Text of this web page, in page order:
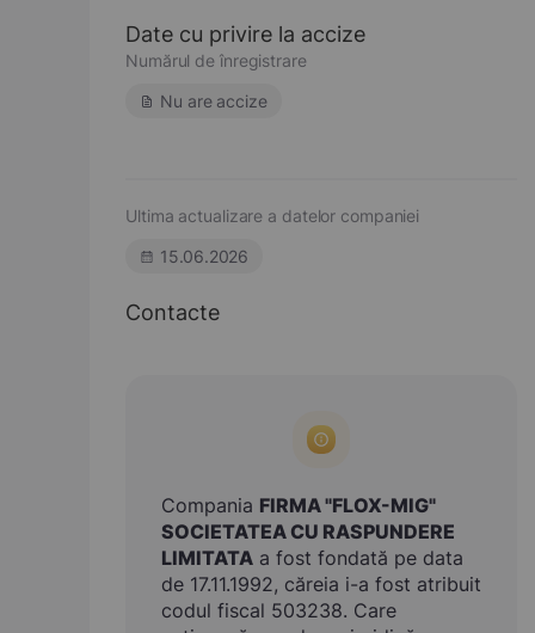
Date cu privire la accize
Numărul de înregistrare
Nu are accize
Ultima actualizare a datelor companiei
15.06.2026
Contacte
Compania FIRMA "FLOX-MIG"
SOCIETATEA CU RASPUNDERE
LIMITATA a fost fondată pe data
de 17.11.1992, căreia i-a fost atribuit
codul fiscal 503238. Care